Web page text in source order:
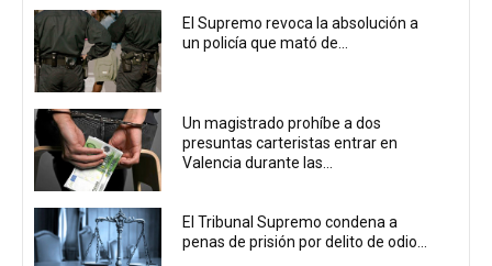
El Supremo revoca la absolución a
un policía que mató de...
Un magistrado prohíbe a dos
presuntas carteristas entrar en
Valencia durante las...
El Tribunal Supremo condena a
penas de prisión por delito de odio...